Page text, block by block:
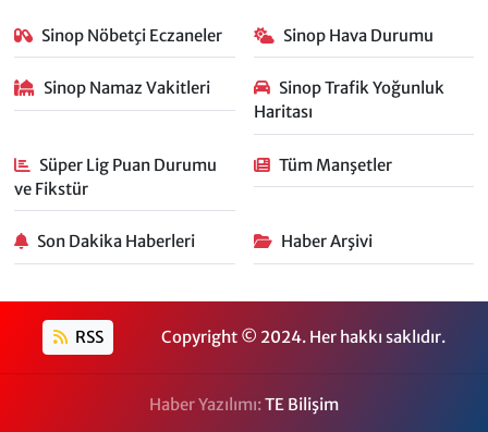
Sinop Nöbetçi Eczaneler Sinop Hava Durumu
Sinop Namaz Vakitleri
Sinop Trafik Yoğunluk
Haritası
Süper Lig Puan Durumu
ve Fikstür
Tüm Manşetler
Son Dakika Haberleri Haber Arşivi
RSS Copyright © 2024. Her hakkı saklıdır.
Haber Yazılımı:TE Bilişim